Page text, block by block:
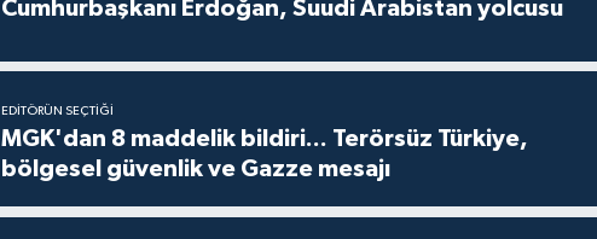
Cumhurbaşkanı Erdoğan, Suudi Arabistan yolcusu
EDITÖRÜN SEÇTIĞI
MGK'dan 8 maddelik bildiri... Terörsüz Türkiye,
bölgesel güvenlik ve Gazze mesajı